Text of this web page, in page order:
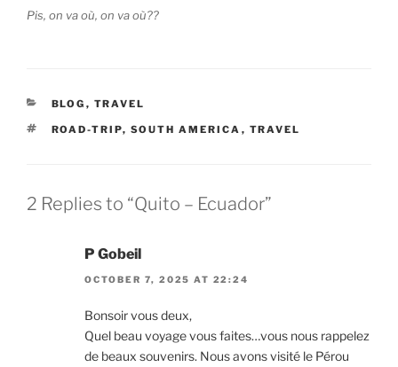
Pis, on va où, on va où??
CATEGORIES
BLOG , TRAVEL
TAGS
ROAD-TRIP, SOUTH AMERICA , TRAVEL
2 Replies to “Quito – Ecuador”
P Gobeil
OCTOBER 7, 2025 AT 22:24
Bonsoir vous deux,
Quel beau voyage vous faites…vous nous rappelez
de beaux souvenirs. Nous avons visité le Pérou